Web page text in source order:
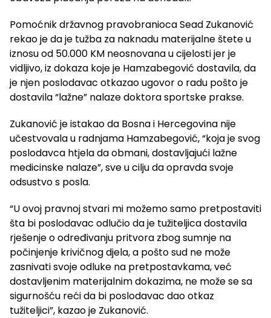
Pomoćnik državnog pravobranioca Sead Zukanović
rekao je da je tužba za naknadu materijalne štete u
iznosu od 50.000 KM neosnovana u cijelosti jer je
vidljivo, iz dokaza koje je Hamzabegović dostavila, da
je njen poslodavac otkazao ugovor o radu pošto je
dostavila “lažne” nalaze doktora sportske prakse.
Zukanović je istakao da Bosna i Hercegovina nije
učestvovala u radnjama Hamzabegović, “koja je svog
poslodavca htjela da obmani, dostavljajući lažne
medicinske nalaze”, sve u cilju da opravda svoje
odsustvo s posla.
“U ovoj pravnoj stvari mi možemo samo pretpostaviti
šta bi poslodavac odlučio da je tužiteljica dostavila
rješenje o određivanju pritvora zbog sumnje na
počinjenje krivičnog djela, a pošto sud ne može
zasnivati svoje odluke na pretpostavkama, već
dostavljenim materijalnim dokazima, ne može se sa
sigurnošću reći da bi poslodavac dao otkaz
tužiteljici”, kazao je Zukanović.